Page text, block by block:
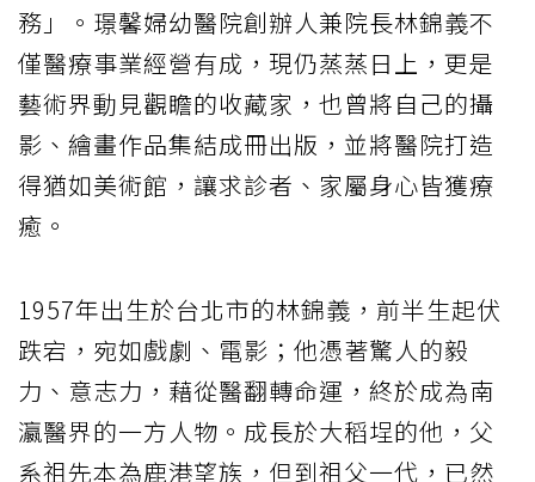
務」。璟馨婦幼醫院創辦人兼院長林錦義不
僅醫療事業經營有成，現仍蒸蒸日上，更是
藝術界動見觀瞻的收藏家，也曾將自己的攝
影、繪畫作品集結成冊出版，並將醫院打造
得猶如美術館，讓求診者、家屬身心皆獲療
癒。
1957年出生於台北市的林錦義，前半生起伏
跌宕，宛如戲劇、電影；他憑著驚人的毅
力、意志力，藉從醫翻轉命運，終於成為南
瀛醫界的一方人物。成長於大稻埕的他，父
系祖先本為鹿港望族，但到祖父一代，已然